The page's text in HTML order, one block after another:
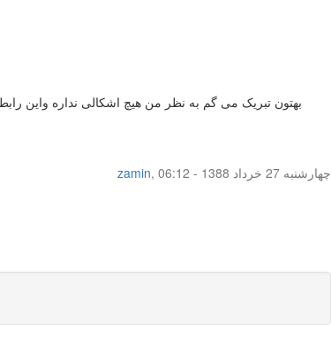
بهتون تبریک می گم به نظر من هیچ اشکالی نداره واین
zamin,
چهار‌شنبه 27 خرداد 1388 - 06:12